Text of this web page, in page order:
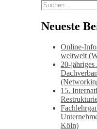
Neueste
Online-
weltweit
20-
15.
Köln)